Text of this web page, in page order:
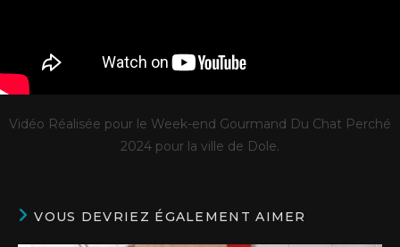
Vidéo Réalisée pour le Week-end Gourmand Du Chat Perché
2024 pour la ville de Dole.
VOUS DEVRIEZ ÉGALEMENT AIMER